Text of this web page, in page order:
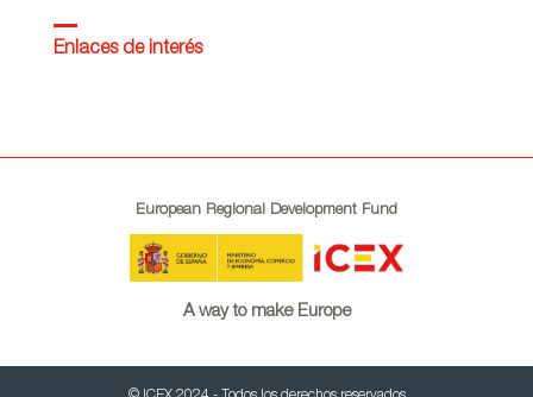
Enlaces de interés
European Regional Development Fund
A way to make Europe